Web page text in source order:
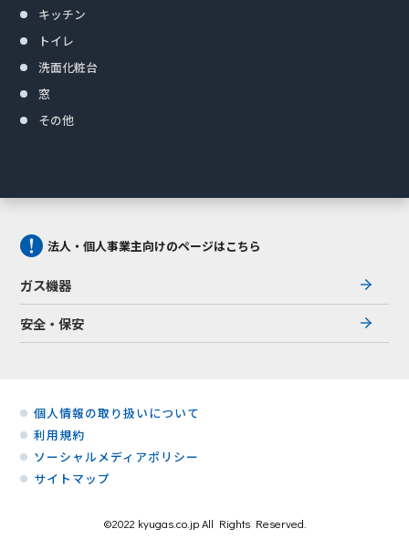
キッチン
トイレ
洗面化粧台
窓
その他
法人・個人事業主向けのページはこちら
ガス機器
安全・保安
個人情報の取り扱いについて
利用規約
ソーシャルメディアポリシー
サイトマップ
©2022 kyugas.co.jp All Rights Reserved.